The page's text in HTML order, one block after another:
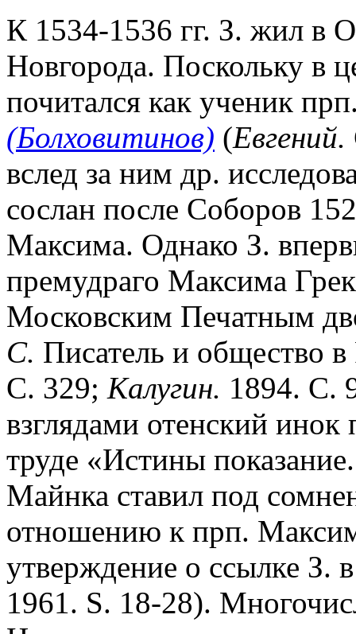
К 1534-1536 гг. З. жил в
Новгорода. Поскольку в
почитался как ученик
(Болховитинов) (Евгений.
вслед за ним др.
сослан после Соборов
Максима. Однако З.
премудраго Максима
Московским Печатным
С. Писатель и общество
С. 329; Калугин. 1894. С.
взглядами отенский
труде «Истины
Майнка ставил под
отношению к прп.
утверждение о ссылке З.
1961. S. 18-28).